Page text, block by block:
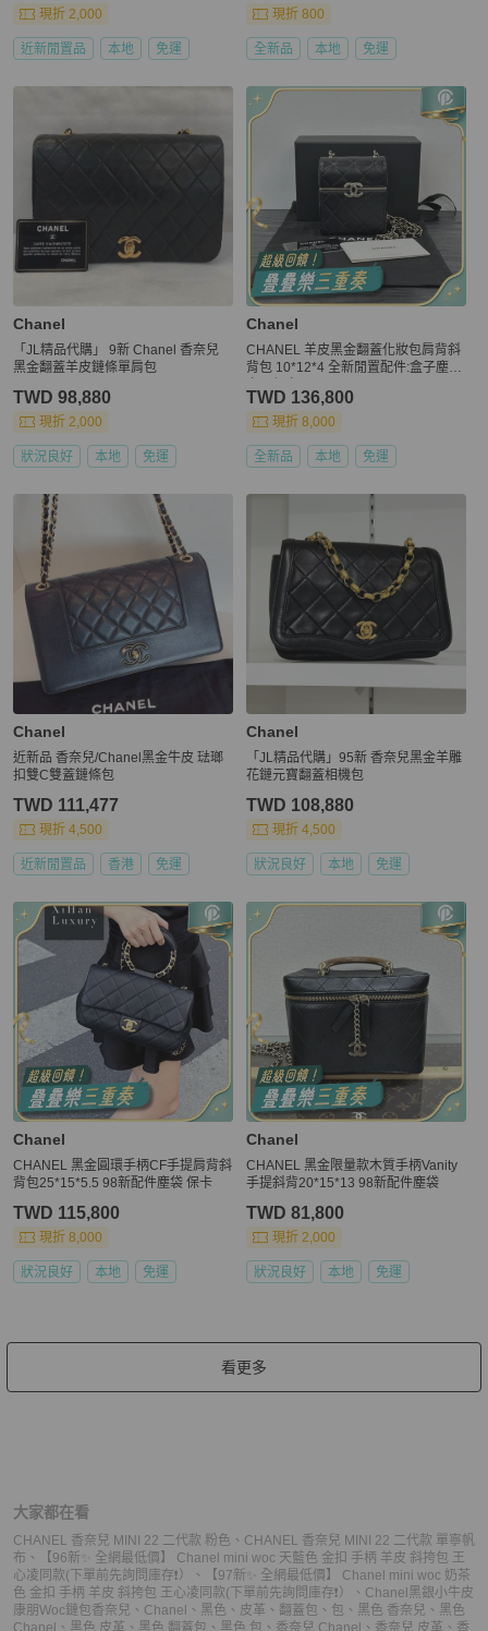
現折 2,000
近新閒置品 本地 免運
現折 800
全新品 本地 免運
Chanel
「JL精品代購」 9新 Chanel 香奈兒
黑金翻蓋羊皮鏈條單肩包
TWD 98,880
現折 2,000
狀況良好 本地 免運
Chanel
CHANEL 羊皮黑金翻蓋化妝包肩背斜
背包 10*12*4 全新閒置配件:盒子塵袋
TWD 136,800
現折 8,000
全新品 本地 免運
Chanel
近新品 香奈兒/Chanel黑金牛皮 琺瑯
扣雙C雙蓋鏈條包
TWD 111,477
現折 4,500
近新閒置品 香港 免運
Chanel
「JL精品代購」95新 香奈兒黑金羊雕
花鏈元寶翻蓋相機包
TWD 108,880
現折 4,500
狀況良好 本地 免運
Chanel
CHANEL 黑金圓環手柄CF手提肩背斜
背包25*15*5.5 98新配件塵袋 保卡
TWD 115,800
現折 8,000
狀況良好 本地 免運
Chanel
CHANEL 黑金限量款木質手柄Vanity
手提斜背20*15*13 98新配件塵袋
TWD 81,800
現折 2,000
狀況良好 本地 免運
看更多
大家都在看
CHANEL 香奈兒 MINI 22 二代款 粉色 、 CHANEL 香奈兒 MINI 22 二代款 單寧帆
布 、
【96新✨ 全網最低價】 Chanel mini woc 天藍色 金扣 手柄 羊皮 斜挎包 王
心凌同款(下單前先詢問庫存❗️）
、
【97新✨ 全網最低價】 Chanel mini woc 奶茶
色 金扣 手柄 羊皮 斜挎包 王心凌同款(下單前先詢問庫存❗️）
、 Chanel黑銀小牛皮
康朋Woc鏈包 香奈兒 、 Chanel 、 黑色 、 皮革 、 翻蓋包 、 包 、 黑色 香奈兒 、 黑色
Chanel 、 黑色 皮革 、 黑色 翻蓋包 、 黑色 包 、 香奈兒 Chanel 、 香奈兒 皮革 、 香